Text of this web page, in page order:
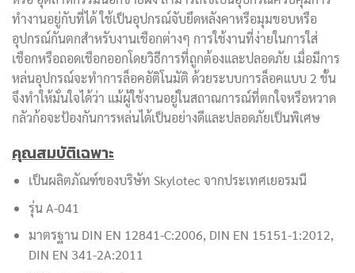
ทำงานอยู่กับที่ได้ ใช้เป็นอุปกรณ์จับยึดหลังคาหรือมุมขอบหรือ
อุปกรณ์กันตกสำหรับงานเชือกต่างๆ การใช้งานที่ง่ายในการใส่
เชือกหรือถอดเชือกออกโดยวิธีการที่ถูกต้องและปลอดภัย เมื่อมีการ
หล่นอุปกรณ์จะทำการล็อคอัติโนมัติ ด้วยระบบการล็อคแบบ 2 ชั้น
จึงทำให้มั่นใจได้ว่า แม้ผู้ใช้งานอยู่ในสถาณการณ์ที่ตกใจหรือหวาด
กลัวก้อจะป้องกันการหล่นได้เป็นอย่างดีและปลอดภัยเป็นพิเศษ
คุณสมบัติเฉพาะ
เป็นผลิตภัณฑ์ของบริษัท Skylotec จากประเทศเยอรมนี
รุ่น A-041
มาตรฐาน DIN EN 12841-C:2006, DIN EN 15151-1:2012,
DIN EN 341-2A:2011